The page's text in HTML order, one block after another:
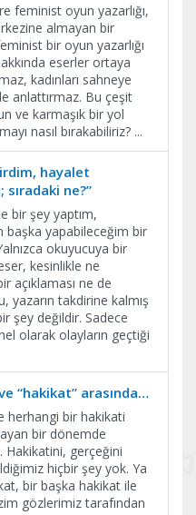
feminist oyun yazarlığı,
almayan bir
bir oyun yazarlığı
eserler ortaya
kadınları sahneye
anlattırmaz. Bu çeşit
ve karmaşık bir yol
nasıl bırakabiliriz? ...
hayalet
sıradaki ne?”
bir şey yaptım,
başka yapabileceğim bir
okuyucuya bir
kesinlikle ne
açıklaması ne de
yazarın takdirine kalmış
şey değildir. Sadece
olarak olayların geçtiği
“hakikat” arasında…
herhangi bir hakikati
bir dönemde
Hakikatini, gerçeğini
hiçbir şey yok. Ya
bir başka hakikat ile
gözlerimiz tarafından